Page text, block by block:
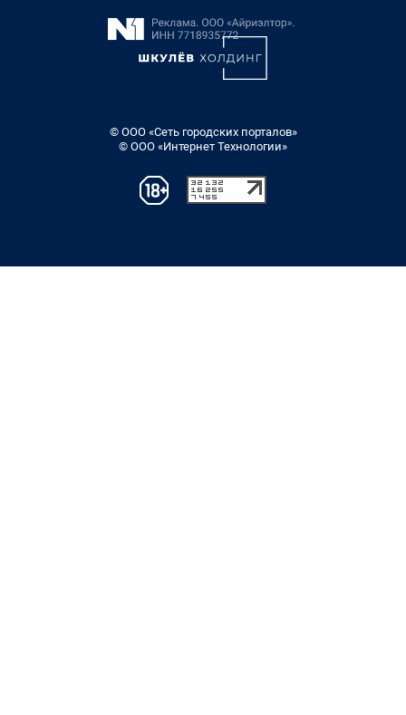
© ООО «Сеть городских порталов»
© ООО «Интернет Технологии»